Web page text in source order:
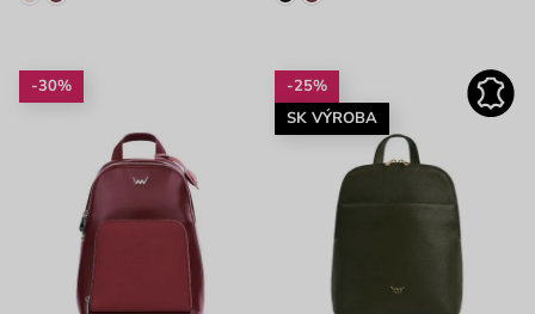
-30%
-25%
SK VÝROBA